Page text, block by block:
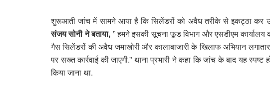
शुरूआती जांच में सामने आया है कि सिलेंडरों को अवैध तरीके से इकट्ठा कर
संजय सोनी ने बताया, ” हमने इसकी सूचना फूड विभाग और एसडीएम
गैस सिलेंडरों की अवैध जमाखोरी और कालाबाजारी के खिलाफ अभियान
पर सख्त कार्रवाई की जाएगी.” थाना प्रभारी ने कहा कि जांच के बाद यह
किया जाना था.